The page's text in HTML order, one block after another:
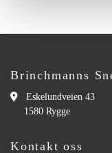
Brinchmanns
 Eskelundveien 43
1580 Rygge
Kontakt oss